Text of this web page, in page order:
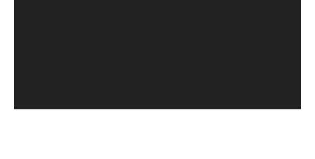
v